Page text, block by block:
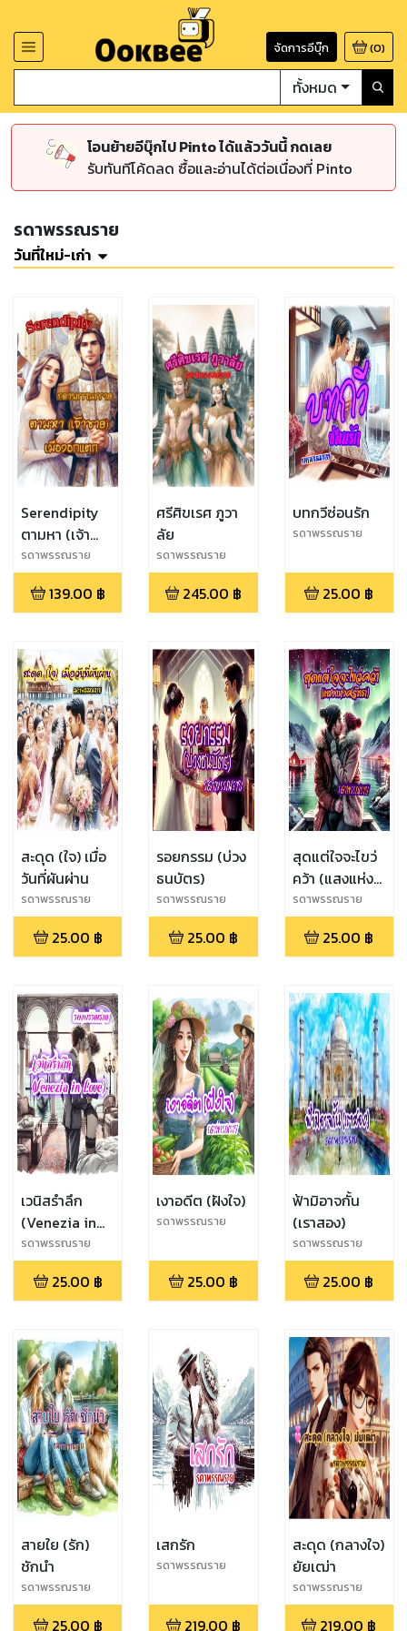
จัดการอีบุ๊ก (0)
ทั้งหมด
โอนย้ายอีบุ๊กไป Pinto ได้แล้ววันนี้ กดเลย
รับทันทีโค้ดลด ซื้อและอ่านได้ต่อเนื่องที่ Pinto
รดาพรรณราย
วันที่ใหม่-เก่า
Serendipity
ตามหา (เจ้า
ชาย) เมือง
อกแตก
รดาพรรณราย
139.00 ฿
ศรีศิขเรศ ภูวา
ลัย
รดาพรรณราย
245.00 ฿
บทกวีซ่อนรัก
รดาพรรณราย
25.00 ฿
สะดุด (ใจ) เมื่อ
วันที่ผันผ่าน
รดาพรรณราย
25.00 ฿
รอยกรรม (บ่วง
ธนบัตร)
รดาพรรณราย
25.00 ฿
สุดแต่ใจจะไขว่
คว้า (แสงแห่ง
ศรัทธา)
รดาพรรณราย
25.00 ฿
เวนิสรำลึก
(Venezia in
Love)
รดาพรรณราย
25.00 ฿
เงาอดีต (ฝังใจ)
รดาพรรณราย
25.00 ฿
ฟ้ามิอาจกั้น
(เราสอง)
รดาพรรณราย
25.00 ฿
สายใย (รัก)
ชักนำ
รดาพรรณราย
25.00 ฿
เสกรัก
รดาพรรณราย
219.00 ฿
สะดุด (กลางใจ)
ยัยเฒ่า
รดาพรรณราย
219.00 ฿